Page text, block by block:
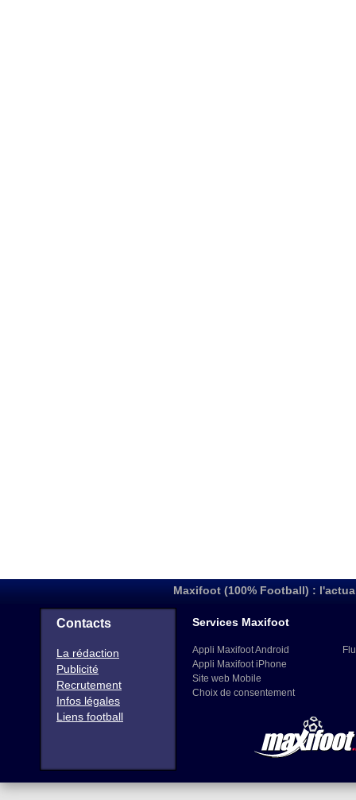
Maxifoot (100% Football) :
Contacts
La rédaction
Publicité
Recrutement
Infos légales
Liens football
Services Maxifoot
Appli Maxifoot Android
Appli Maxifoot iPhone
Site web Mobile
Choix de consentement